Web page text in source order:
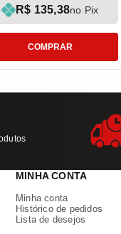
R$ 135,38no Pix
COMPRAR
MINHA CONTA
Minha conta
Histórico de pedidos
Lista de desejos